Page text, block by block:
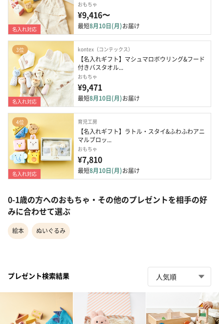
名入れ対応
おもちゃ
¥9,416〜
最短8月10日(月)お届け
3位
名入れ対応
kontex（コンテックス）
【名入れギフト】マシュマロボウリング&フード
付きバスタオル...
おもちゃ
¥9,471
最短8月10日(月)お届け
4位
名入れ対応
育児工房
【名入れギフト】ラトル・スタイ&ふわふわアニ
マルブロッ...
おもちゃ
¥7,810
最短8月10日(月)お届け
0-1歳の方へのおもちゃ・その他のプレゼントを相手の好
みに合わせて選ぶ
絵本 ぬいぐるみ
プレゼント検索結果